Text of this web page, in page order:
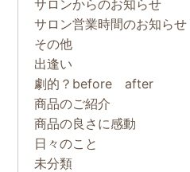
サロンからのお知らせ
サロン営業時間のお知らせ
その他
出逢い
劇的？before after
商品のご紹介
商品の良さに感動
日々のこと
未分類